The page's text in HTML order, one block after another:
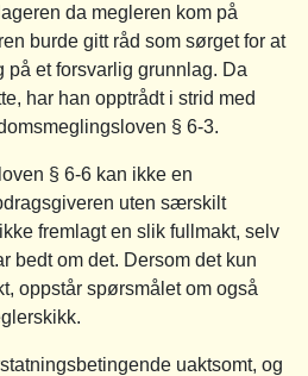
da megleren kom på
burde gitt råd som sørget for at
på et forsvarlig grunnlag. Da
har han opptrådt i strid med
§ 6-3.
§ 6-6 kan ikke en
uten særskilt
fremlagt en slik fullmakt, selv
bedt om det. Dersom det kun
oppstår spørsmålet om også
uaktsomt, og